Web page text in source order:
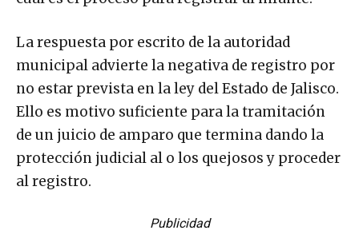
La respuesta por escrito de la autoridad
municipal advierte la negativa de registro por
no estar prevista en la ley del Estado de Jalisco.
Ello es motivo suficiente para la tramitación
de un juicio de amparo que termina dando la
protección judicial al o los quejosos y proceder
al registro.
Publicidad